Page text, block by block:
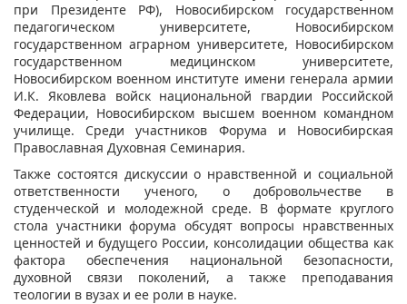
при Президенте РФ), Новосибирском государственном
педагогическом университете, Новосибирском
государственном аграрном университете, Новосибирском
государственном медицинском университете,
Новосибирском военном институте имени генерала армии
И.К. Яковлева войск национальной гвардии Российской
Федерации, Новосибирском высшем военном командном
училище. Среди участников Форума и Новосибирская
Православная Духовная Семинария.
Также состоятся дискуссии о нравственной и социальной
ответственности ученого, о добровольчестве в
студенческой и молодежной среде. В формате круглого
стола участники форума обсудят вопросы нравственных
ценностей и будущего России, консолидации общества как
фактора обеспечения национальной безопасности,
духовной связи поколений, а также преподавания
теологии в вузах и ее роли в науке.